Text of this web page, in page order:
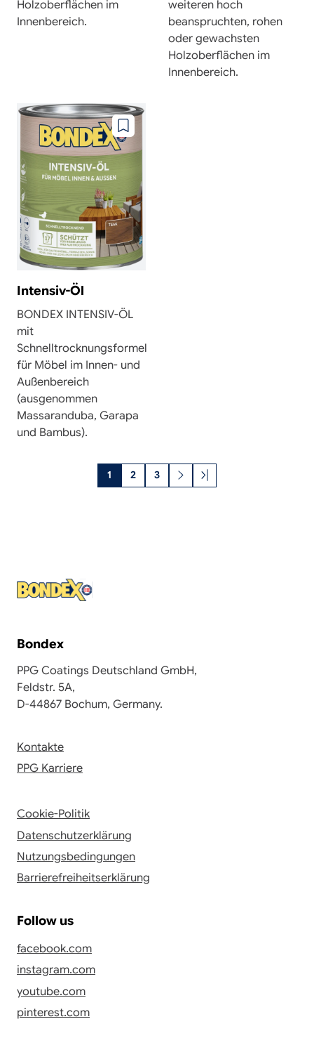
Holzoberflächen im
Innenbereich.
weiteren hoch
beanspruchten, rohen
oder gewachsten
Holzoberflächen im
Innenbereich.
Zu
wunschzettel
hinzufügen
Intensiv-Öl
BONDEX INTENSIV-ÖL
mit
Schnelltrocknungsformel
für Möbel im Innen- und
Außenbereich
(ausgenommen
Massaranduba, Garapa
und Bambus).
Seitennummerierung
1 2 3 Nächste
Seite
Letzte
Seite
Bondex
PPG Coatings Deutschland GmbH,
Feldstr. 5A,
D-44867 Bochum, Germany.
Kontakte
PPG Karriere
Cookie-Politik
Datenschutzerklärung
Nutzungsbedingungen
Barrierefreiheitserklärung
Follow us
facebook.com
instagram.com
youtube.com
pinterest.com